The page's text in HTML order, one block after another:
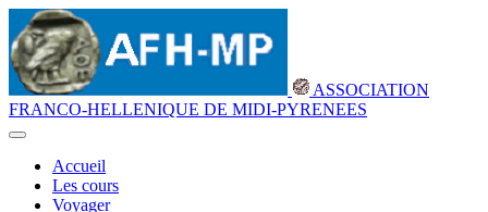
ASSOCIATION
FRANCO-HELLENIQUE DE MIDI-PYRENEES
Accueil
Les cours
Voyager